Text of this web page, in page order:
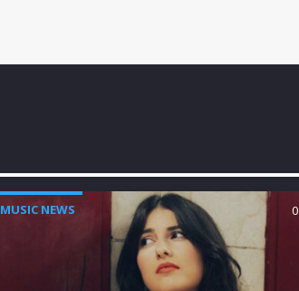
MUSIC NEWS 0